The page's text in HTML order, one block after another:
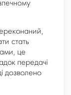
стать
це
передачі
дозволено